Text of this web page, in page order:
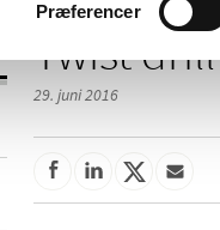
Præferencer
Twist drill
29. juni 2016